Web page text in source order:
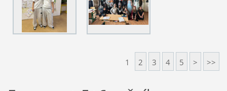
1 2 3 4 5 > >>